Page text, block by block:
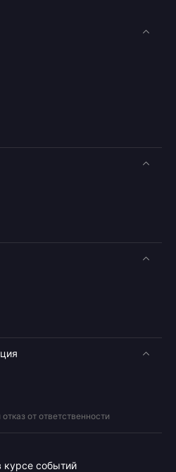
от ответственности
курсе событий